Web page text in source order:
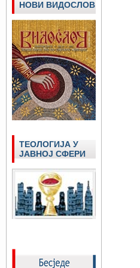
НОВИ ВИДОСЛОВ
ТЕОЛОГИЈА У
ЈАВНОЈ СФЕРИ